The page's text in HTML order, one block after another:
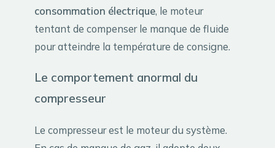
consommation électrique, le moteur
tentant de compenser le manque de fluide
pour atteindre la température de consigne.
Le comportement anormal du
compresseur
Le compresseur est le moteur du système.